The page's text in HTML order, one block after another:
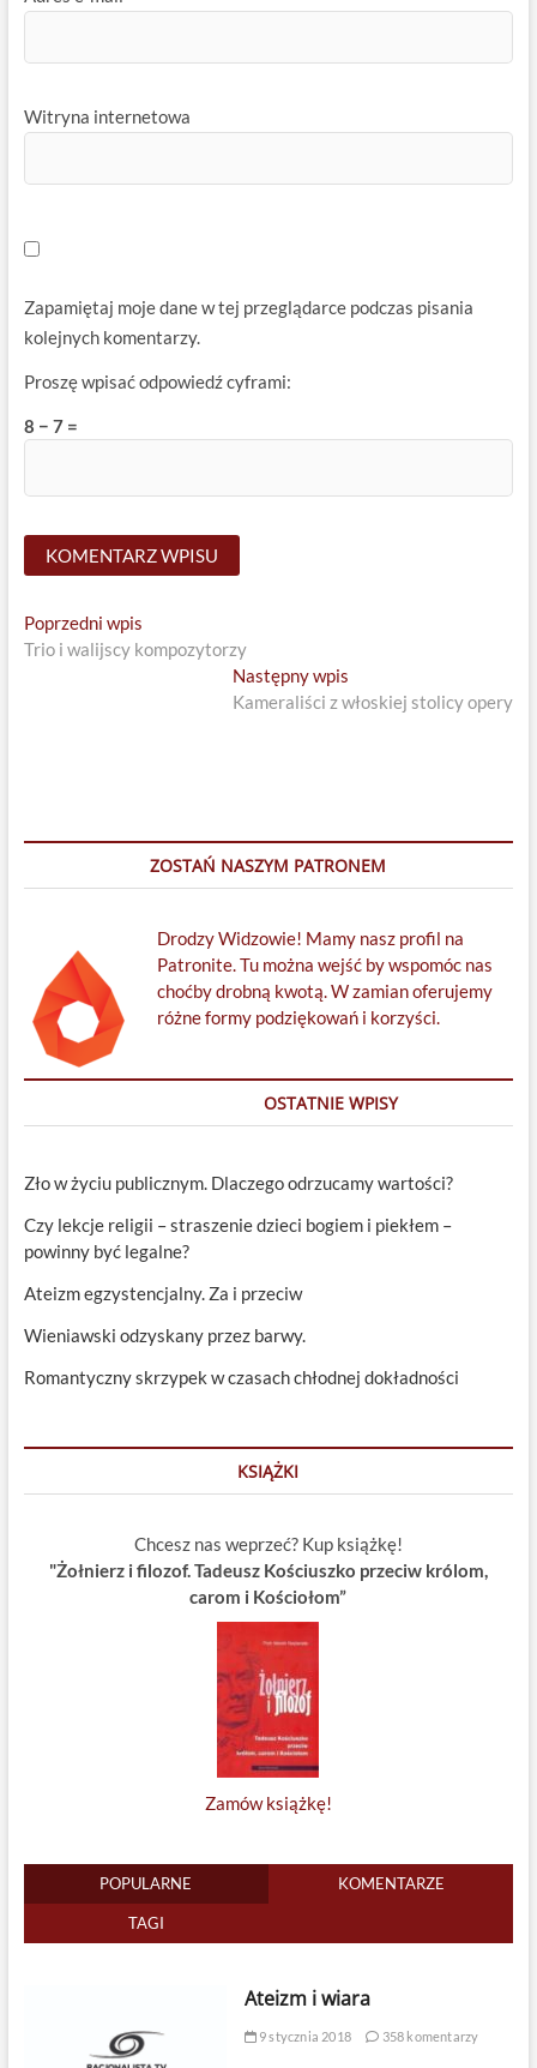
Witryna internetowa
Zapamiętaj moje dane w tej przeglądarce podczas pisania
kolejnych komentarzy.
Proszę wpisać odpowiedź cyframi:
8 − 7 =
Nawigacja
wpisu
Poprzedni wpisPrevious
post:
Trio i walijscy kompozytorzy
Następny wpis
post:
Kameraliści z włoskiej stolicy opery
ZOSTAŃ NASZYM PATRONEM
Drodzy Widzowie! Mamy nasz profil na
Patronite. Tu można wejść by wspomóc nas
choćby drobną kwotą. W zamian oferujemy
różne formy podziękowań i korzyści.
OSTATNIE WPISY
Zło w życiu publicznym. Dlaczego odrzucamy wartości?
Czy lekcje religii – straszenie dzieci bogiem i piekłem –
powinny być legalne?
Ateizm egzystencjalny. Za i przeciw
Wieniawski odzyskany przez barwy.
Romantyczny skrzypek w czasach chłodnej dokładności
KSIĄŻKI
Chcesz nas weprzeć? Kup książkę!
"Żołnierz i filozof. Tadeusz Kościuszko przeciw królom,
carom i Kościołom”
Zamów książkę!
POPULARNE KOMENTARZE
TAGI
Ateizm i wiara
9 stycznia 2018 358 komentarzy